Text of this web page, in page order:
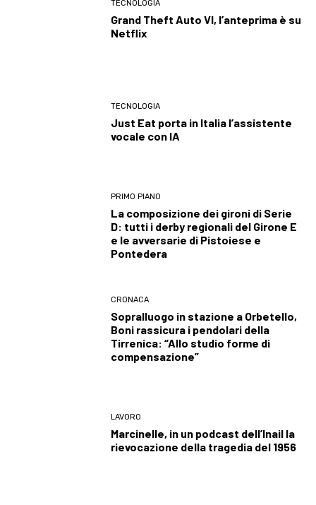
TECNOLOGIA
Grand Theft Auto VI, l’anteprima è su
Netflix
TECNOLOGIA
Just Eat porta in Italia l’assistente
vocale con IA
PRIMO PIANO
La composizione dei gironi di Serie
D: tutti i derby regionali del Girone E
e le avversarie di Pistoiese e
Pontedera
CRONACA
Sopralluogo in stazione a Orbetello,
Boni rassicura i pendolari della
Tirrenica: “Allo studio forme di
compensazione”
LAVORO
Marcinelle, in un podcast dell’Inail la
rievocazione della tragedia del 1956